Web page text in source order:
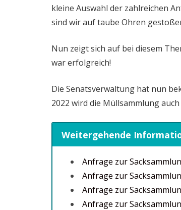
kleine Auswahl der zahlreichen
sind wir auf taube Ohren
Nun zeigt sich auf bei diesem
war erfolgreich!
Die Senatsverwaltung hat nun
2022 wird die Müllsammlung
Weitergehende
Anfrage zur
Anfrage zur
Anfrage zur
Anfrage zur